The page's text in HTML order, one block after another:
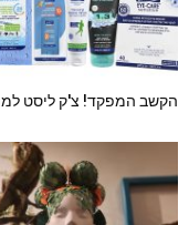
הקשב המפקד! צ'ק ליסט